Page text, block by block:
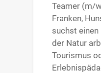
Teamer (m/
Franken,
suchst
der Natur
Tourismus